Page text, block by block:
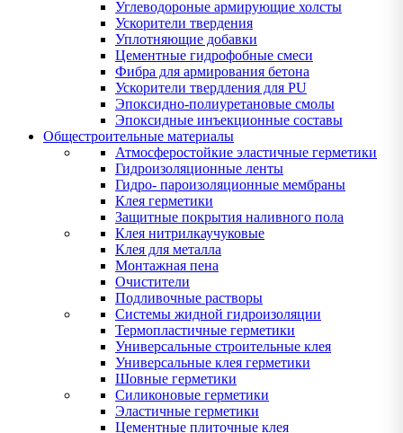
Углеводороные армирующие холсты
Ускорители твердения
Уплотняющие добавки
Цементные гидрофобные смеси
Фибра для армирования бетона
Ускорители твердления для PU
Эпоксидно-полиуретановые смолы
Эпоксидные инъекционные составы
Общестроительные материалы
Атмосферостойкие эластичные герметики
Гидроизоляционные ленты
Гидро- пароизоляционные мембраны
Клея герметики
Защитные покрытия наливного пола
Клея нитрилкаучуковые
Клея для металла
Монтажная пена
Очистители
Подливочные растворы
Системы жидной гидроизоляции
Термопластичные герметики
Универсальные строительные клея
Универсальные клея герметики
Шовные герметики
Силиконовые герметики
Эластичные герметики
Цементные плиточные клея